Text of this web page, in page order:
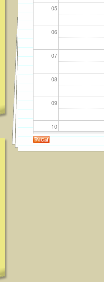
05
06
07
08
09
10
11